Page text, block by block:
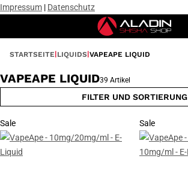
Impressum | Datenschutz
STARTSEITE LIQUIDS VAPEAPE LIQUID
Sale Sale
VAPEAPE LIQUID39 Artikel
FILTER UND SORTIERUNG